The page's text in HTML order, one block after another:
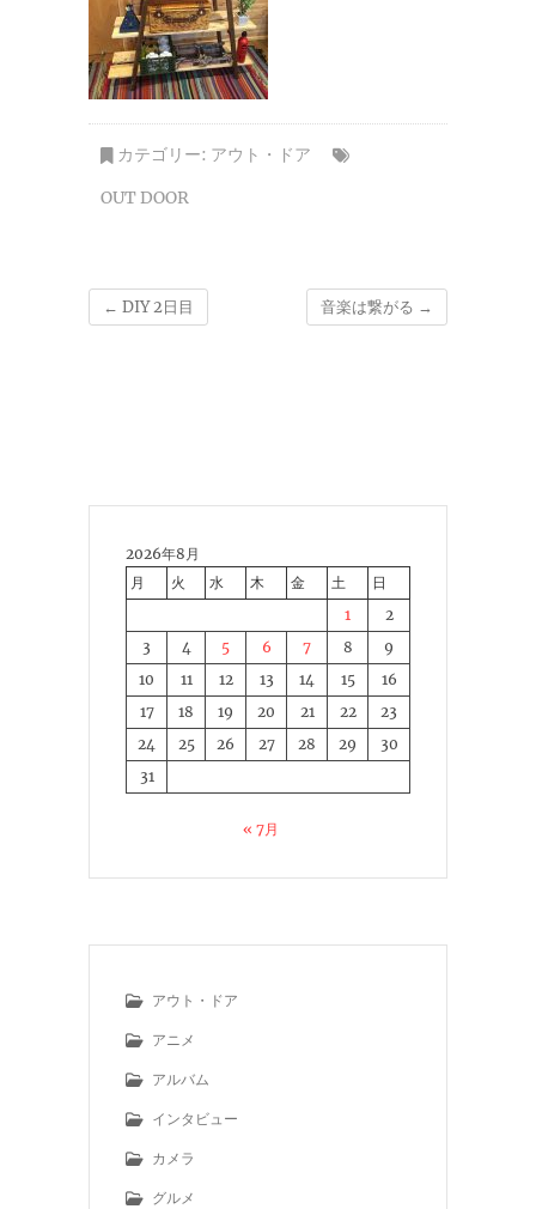
カテゴリー: アウト・ドア
OUT DOOR
← DIY 2日目 音楽は繋がる →
2026年8月
月
火 水 木 金 土
日
1
2
3
4 5 6 7 8
9
10
11 12 13 14 15
16
17
18 19 20 21 22
23
24
25 26 27 28 29
30
31
« 7月
アウト・ドア
アニメ
アルバム
インタビュー
カメラ
グルメ